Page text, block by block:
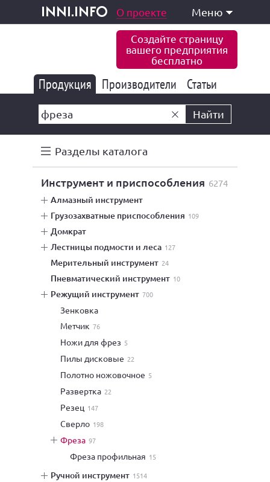
inni.info
и услуги О проекте Меню
Создайте страницу
вашего предприятия
бесплатно
Продукция 177 832
Производители 6 770
Статьи
Найти
Разделы каталога
инструмент и приспособления 6274
алмазный инструмент
грузозахватные приспособления 109
домкрат
лестницы подмости и леса 127
мерительный инструмент 24
пневматический инструмент 10
режущий инструмент 700
зенковка
метчик 76
ножи для фрез 5
пилы дисковые 22
полотно ножовочное 5
развертка 22
резец 147
сверло 198
фреза 97
фреза профильная 15
ручной инструмент 1514